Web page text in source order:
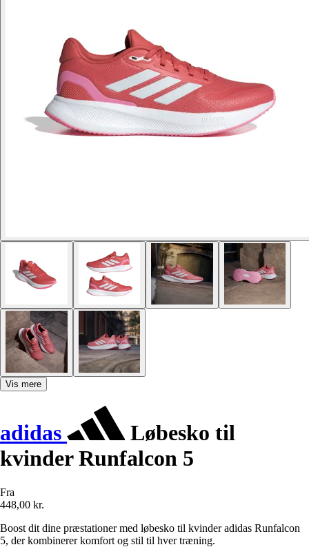
Vis mere
adidas
Løbesko til
kvinder Runfalcon 5
Fra
448,00 kr.
Boost dit dine præstationer med løbesko til kvinder adidas Runfalcon
5, der kombinerer komfort og stil til hver træning.